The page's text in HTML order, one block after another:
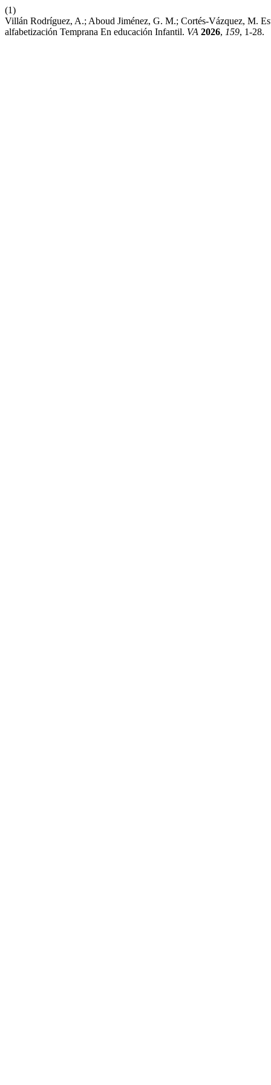
(1)
Villán Rodríguez, A.; Aboud Jiménez, G. M.; Cortés-Vázquez, M.
alfabetización Temprana En educación Infantil. VA 2026, 159, 1-28.